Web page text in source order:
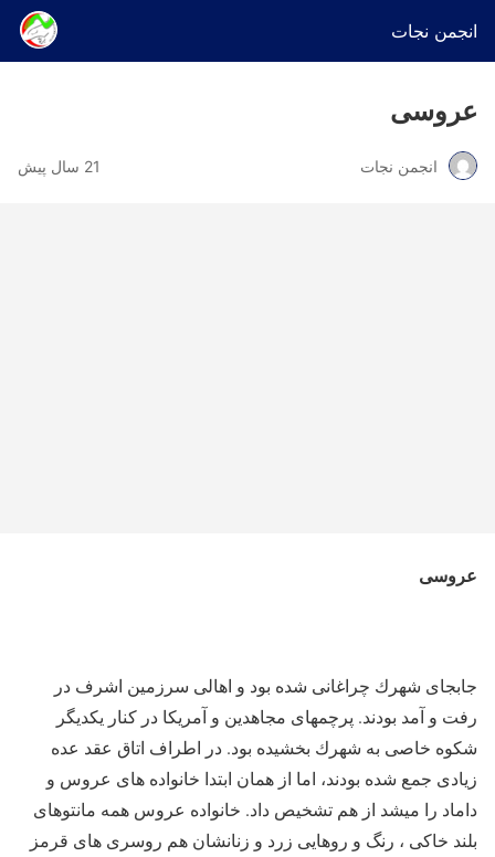
انجمن نجات
عروسى
انجمن نجات 21 سال پیش
عروسى
جابجاى شهرك چراغانى شده بود و اهالى سرزمين اشرف در
رفت و آمد بودند. پرچمهاى مجاهدين و آمريكا در كنار يكديگر
شكوه خاصى به شهرك بخشيده بود. در اطراف اتاق عقد عده
زيادى جمع شده بودند، اما از همان ابتدا خانواده هاى عروس و
داماد را ميشد از هم تشخيص داد. خانواده عروس همه مانتوهاى
بلند خاكى ، رنگ و روهايى زرد و زنانشان هم روسرى هاى قرمز